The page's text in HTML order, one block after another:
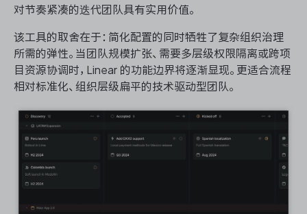
对节奏紧凑的迭代团队具有实用价值。
该工具的取舍在于：简化配置的同时牺牲了复杂组织治理
所需的弹性。当团队规模扩张、需要多层级权限隔离或跨项
目资源协调时，Linear 的功能边界将逐渐显现。更适合流程
相对标准化、组织层级扁平的技术驱动型团队。